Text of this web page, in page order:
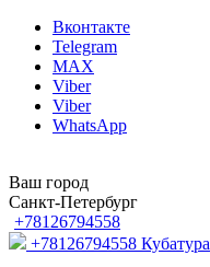
Вконтакте
Telegram
MAX
Viber
Viber
WhatsApp
Ваш город
Санкт-Петербург
+78126794558
+78126794558 Кубатура